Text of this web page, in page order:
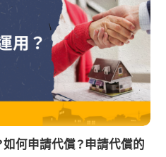
何申請代償？申請代償的